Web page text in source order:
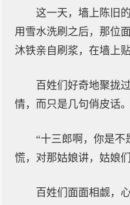
这一天，墙上陈旧
用雪水洗刷之后，那位
沐铁亲自刷浆，在墙上
百姓们好奇地聚拢
情，而只是几句俏皮话。
“十三郎啊，你是不
慌，对那姑娘讲，姑娘
百姓们面面相觑，